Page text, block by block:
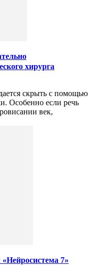
хирурга
скрыть с помощью
Особенно если речь
век,
7»